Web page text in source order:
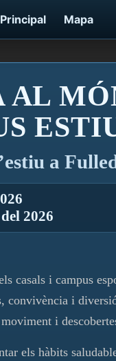
Principal Mapa
AL
a
2026
casals i campus
convivència i
i
els hàbits